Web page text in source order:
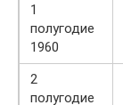
1
полугодие
1960
2
полугодие